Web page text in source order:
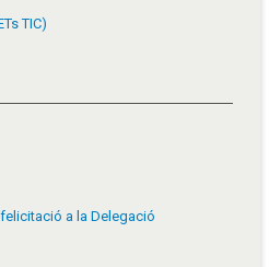
TIC)
a la Delegació